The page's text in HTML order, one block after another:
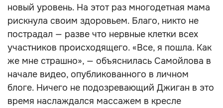
новый уровень. На этот раз многодетная мама
рискнула своим здоровьем. Благо, никто не
пострадал — разве что нервные клетки всех
участников происходящего. «Все, я пошла. Как
же мне страшно», — объяснилась Самойлова в
начале видео, опубликованного в личном
блоге. Ничего не подозревающий Джиган в это
время наслаждался массажем в кресле